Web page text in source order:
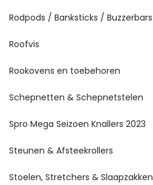
Rodpods / Banksticks / Buzzerbars
Roofvis
Rookovens en toebehoren
Schepnetten & Schepnetstelen
Spro Mega Seizoen Knallers 2023
Steunen & Afsteekrollers
Stoelen, Stretchers & Slaapzakken